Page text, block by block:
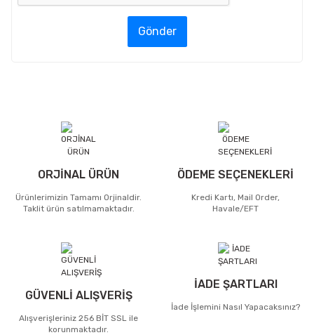
Gönder
ORJİNAL ÜRÜN
Ürünlerimizin Tamamı Orjinaldir.
Taklit ürün satılmamaktadır.
ÖDEME SEÇENEKLERİ
Kredi Kartı, Mail Order,
Havale/EFT
GÜVENLİ ALIŞVERİŞ
Alışverişleriniz 256 BİT SSL ile
korunmaktadır.
İADE ŞARTLARI
İade İşlemini Nasıl Yapacaksınız?